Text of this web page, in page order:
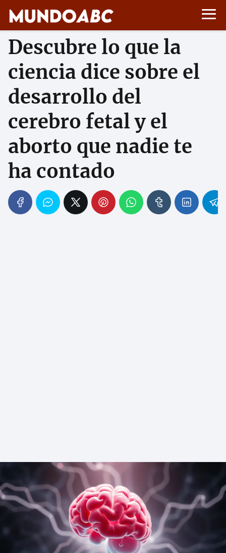
Descubre lo que la
ciencia dice sobre el
desarrollo del
cerebro fetal y el
aborto que nadie te
ha contado